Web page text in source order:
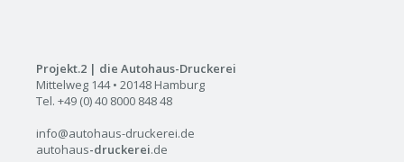
Projekt.2 | die Autohaus-Druckerei
Mittelweg 144 • 20148 Hamburg
Tel. +49 (0) 40 8000 848 48
info@autohaus-druckerei.de
autohaus-druckerei.de